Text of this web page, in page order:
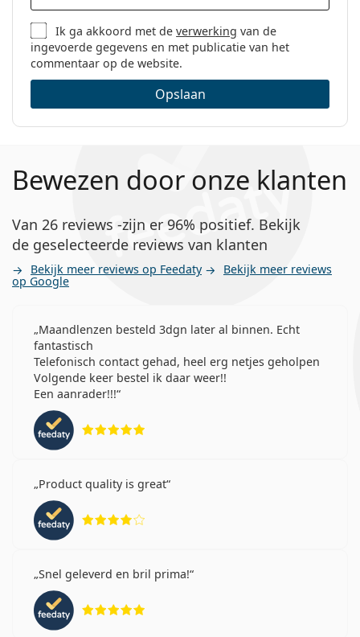
Ik ga akkoord met deverwerking van de
ingevoerde gegevens en met publicatie van het
commentaar op de website.
Opslaan
Bewezen door onze klanten
Van 26 reviews -zijn er 96% positief. Bekijk
de geselecteerde reviews van klanten
Bekijk meer reviews op Feedaty Bekijk meer reviews
op Google
Maandlenzen besteld 3dgn later al binnen. Echt
fantastisch
Telefonisch contact gehad, heel erg netjes geholpen
Volgende keer bestel ik daar weer!!
Een aanrader!!!
Product quality is great
Snel geleverd en bril prima!